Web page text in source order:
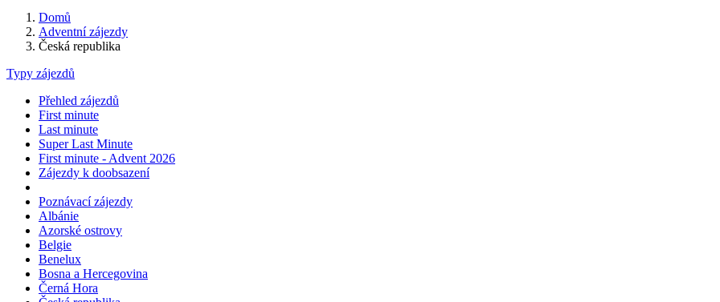
Domů
Adventní zájezdy
Česká republika
Typy zájezdů
Přehled zájezdů
First minute
Last minute
Super Last Minute
First minute - Advent 2026
Zájezdy k doobsazení
Poznávací zájezdy
Albánie
Azorské ostrovy
Belgie
Benelux
Bosna a Hercegovina
Černá Hora